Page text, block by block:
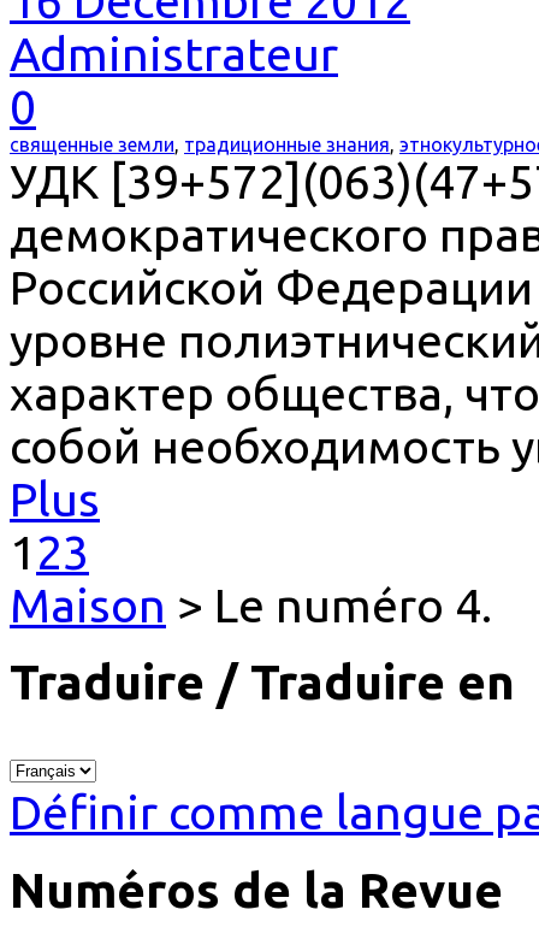
Administrateur
0
священные земли, традиционные знания,
УДК
демократического
Российской
уровне
характер общества,
собой необходимость
Plus
1 23
Maison > Le numéro 4.
Traduire / Traduire en
Définir comme langue
Numéros de la Revue